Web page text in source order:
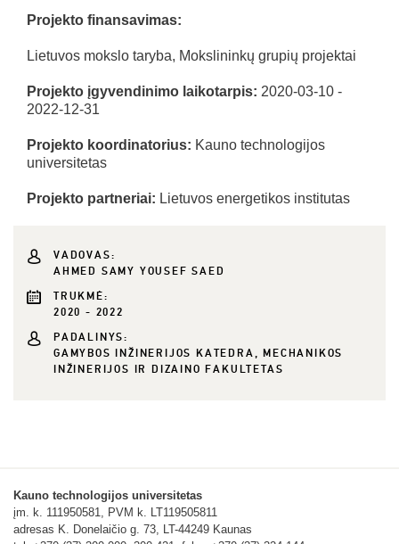
Projekto finansavimas:
Lietuvos mokslo taryba, Mokslininkų grupių projektai
Projekto įgyvendinimo laikotarpis: 2020-03-10 -
2022-12-31
Projekto koordinatorius: Kauno technologijos
universitetas
Projekto partneriai: Lietuvos energetikos institutas
VADOVAS:
AHMED SAMY YOUSEF SAED
TRUKMĖ:
2020 - 2022
PADALINYS:
GAMYBOS INŽINERIJOS KATEDRA, MECHANIKOS
INŽINERIJOS IR DIZAINO FAKULTETAS
Kauno technologijos universitetas
įm. k. 111950581, PVM k. LT119505811
adresas K. Donelaičio g. 73, LT-44249 Kaunas